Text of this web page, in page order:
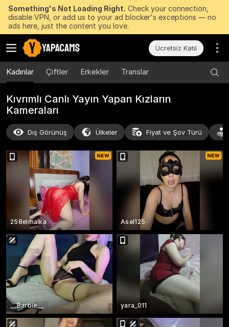
Something's Not Loading Right. Check your connection,
disable VPN, or add us to your ad blocker's exceptions — no
ads here, just the content you love.
Ücretsiz Katıl
Kadınlar Çiftler Erkekler Translar
Kıvrımlı Canlı Yayın Yapan Kızların
Kameraları
Dış Görünüş Ülkeler Fiyat ve Şov Türü
258elmalka Asel125
__Barbie__ yara_011